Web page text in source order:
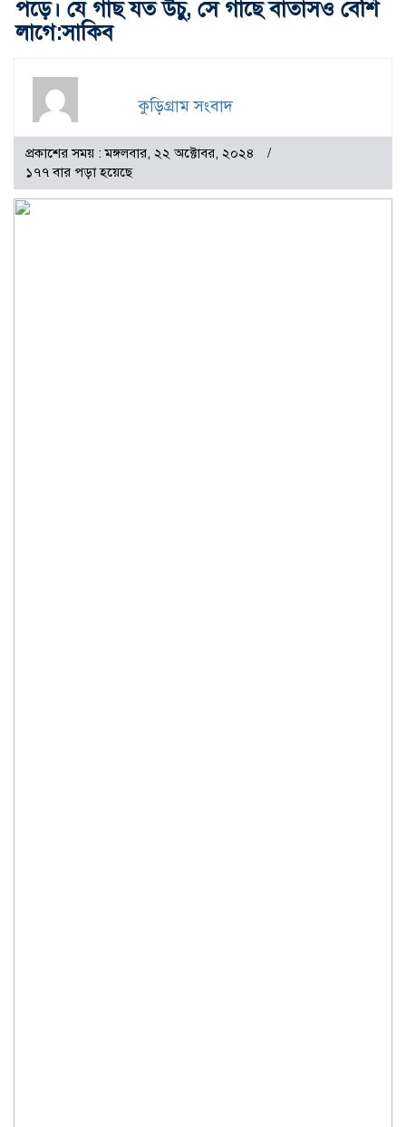
পড়ে। যে গাছ যত উঁচু, সে গাছে বাতাসও বেশি
লাগে:সাকিব
কুড়িগ্রাম সংবাদ
প্রকাশের সময় : মঙ্গলবার, ২২ অক্টোবর, ২০২৪
১৭৭ বার পড়া হয়েছে